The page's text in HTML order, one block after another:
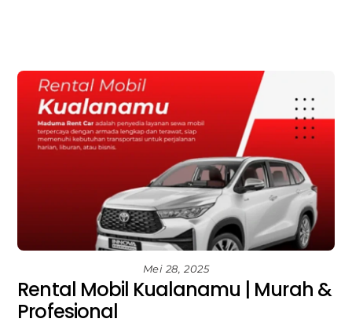
Mei 28, 2025
Rental Mobil Kualanamu | Murah &
Profesional